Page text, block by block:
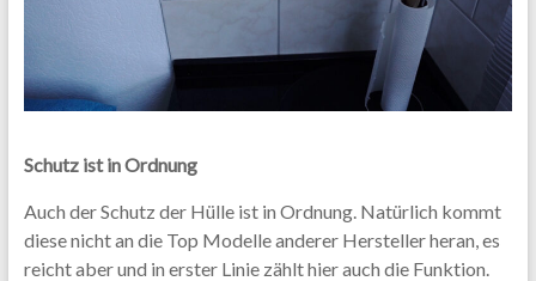
Schutz ist in Ordnung
Auch der Schutz der Hülle ist in Ordnung. Natürlich kommt
diese nicht an die Top Modelle anderer Hersteller heran, es
reicht aber und in erster Linie zählt hier auch die Funktion.